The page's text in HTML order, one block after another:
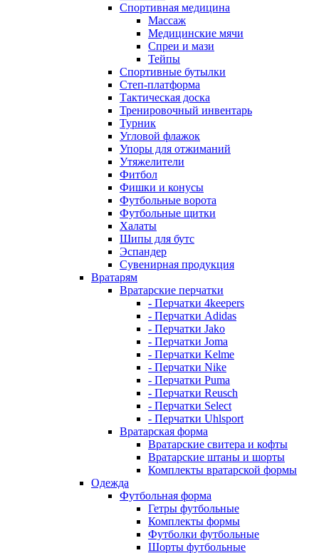
Спортивная медицина
Массаж
Медицинские мячи
Спреи и мази
Тейпы
Спортивные бутылки
Степ-платформа
Тактическая доска
Тренировочный инвентарь
Турник
Угловой флажок
Упоры для отжиманий
Утяжелители
Фитбол
Фишки и конусы
Футбольные ворота
Футбольные щитки
Халаты
Шипы для бутс
Эспандер
Сувенирная продукция
Вратарям
Вратарские перчатки
- Перчатки 4keepers
- Перчатки Adidas
- Перчатки Jako
- Перчатки Joma
- Перчатки Kelme
- Перчатки Nike
- Перчатки Puma
- Перчатки Reusch
- Перчатки Select
- Перчатки Uhlsport
Вратарская форма
Вратарские свитера и кофты
Вратарские штаны и шорты
Комплекты вратарской формы
Одежда
Футбольная форма
Гетры футбольные
Комплекты формы
Футболки футбольные
Шорты футбольные